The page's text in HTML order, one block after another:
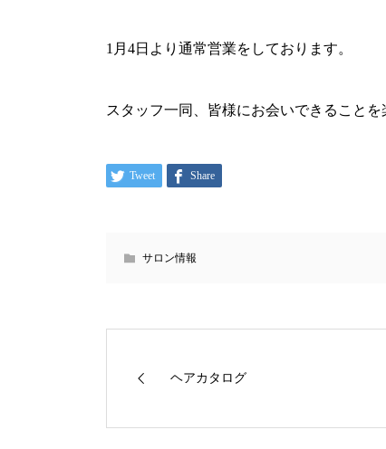
1月4日より通常営業をしております。
スタッフ一同、皆様にお会いできることを
Tweet Share
サロン情報
ヘアカタログ